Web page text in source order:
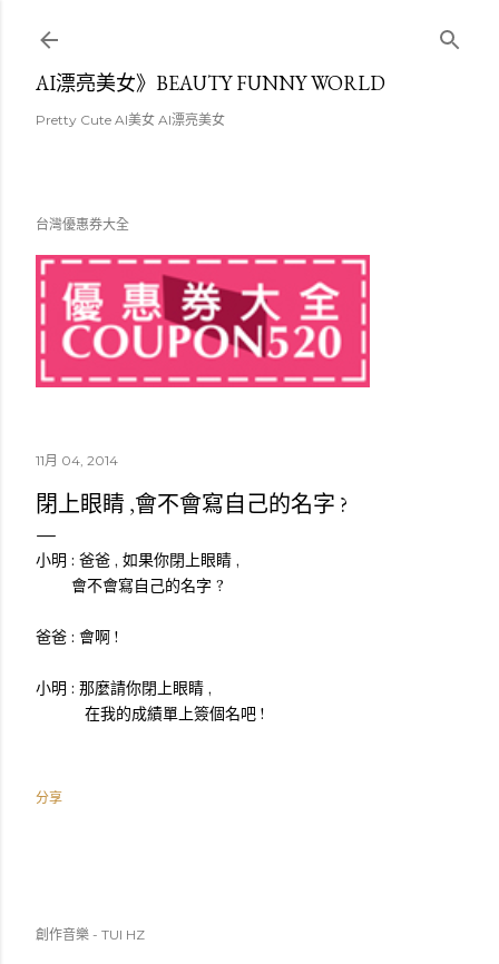
AI漂亮美女》BEAUTY FUNNY WORLD
Pretty Cute AI美女 AI漂亮美女
台灣優惠券大全
11月 04, 2014
閉上眼睛 ,會不會寫自己的名字 ?
小明 : 爸爸 , 如果你閉上眼睛 ,
會不會寫自己的名字 ?
爸爸 : 會啊 !
小明 : 那麼請你閉上眼睛 ,
在我的成績單上簽個名吧 !
分享
創作音樂 - TUI HZ